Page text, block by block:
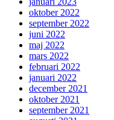
oktober 2022
september 2022
juni 2022
maj 2022
mars 2022
februari 2022
januari 2022
december 2021
oktober 2021
september 2021